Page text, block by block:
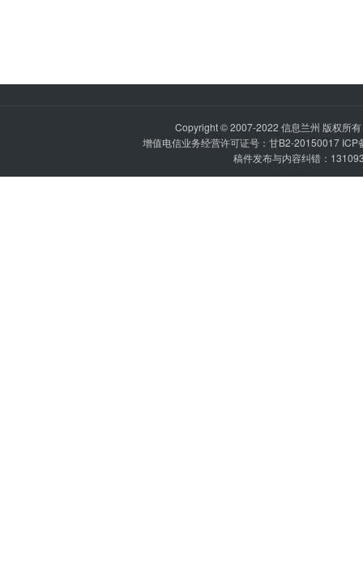
Copyright © 2007-2022 信息兰州 版权所
增值电信业务经营许可证号：甘B2-20150017 ICP
稿件发布与内容纠错：